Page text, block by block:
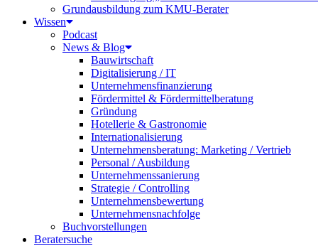
Grundausbildung zum KMU-Berater
Wissen
Podcast
News & Blog
Bauwirtschaft
Digitalisierung / IT
Unternehmensfinanzierung
Fördermittel & Fördermittelberatung
Gründung
Hotellerie & Gastronomie
Internationalisierung
Unternehmensberatung: Marketing / Vertrieb
Personal / Ausbildung
Unternehmenssanierung
Strategie / Controlling
Unternehmensbewertung
Unternehmensnachfolge
Buchvorstellungen
Beratersuche